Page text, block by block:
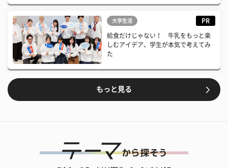
大学生活 PR
給食だけじゃない！ 牛乳をもっと楽
しむアイデア、学生が本気で考えてみ
た
もっと見る